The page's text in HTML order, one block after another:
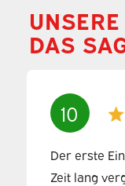
DAS
10
Der erste
Zeit lang